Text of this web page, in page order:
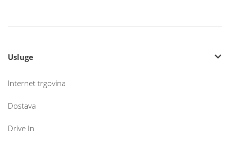
Usluge
Internet trgovina
Dostava
Drive In